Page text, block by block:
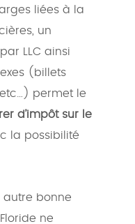
liées à la
un
LLC ainsi
(billets
permet le
d’impôt sur le
la possibilité
autre bonne
ne